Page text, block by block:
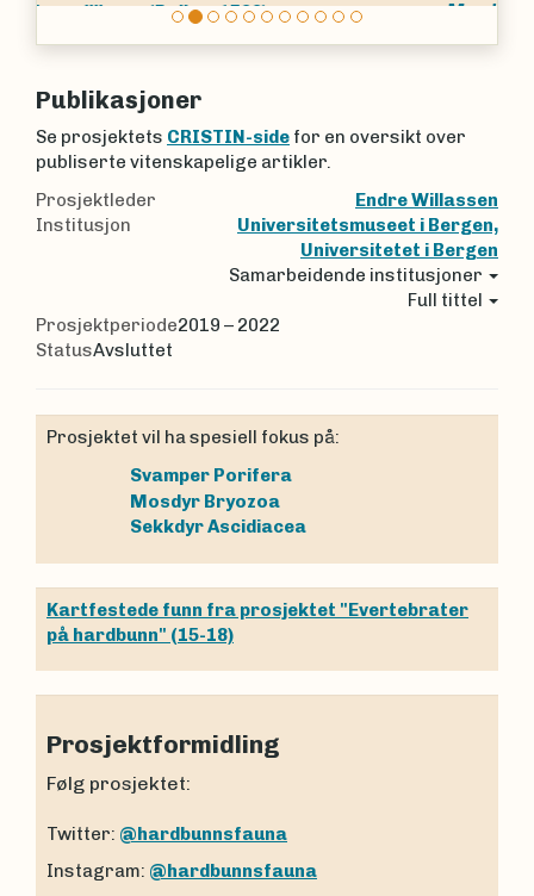
Membranipora membranacea(Linnaeus,
Publikasjoner
Se prosjektets CRISTIN-side for en oversikt over
publiserte vitenskapelige artikler.
Prosjektleder
Endre Willassen
Institusjon
Universitetsmuseet i Bergen,
Universitetet i Bergen
Samarbeidende institusjoner
Full tittel
Prosjektperiode2019 – 2022
StatusAvsluttet
Prosjektet vil ha spesiell fokus på:
Svamper Porifera
Mosdyr Bryozoa
SekkdyrAscidiacea
Kartfestede funn fra prosjektet "Evertebrater
på hardbunn" (15-18)
Prosjektformidling
Følg prosjektet:
Twitter: @hardbunnsfauna
Instagram: @hardbunnsfauna